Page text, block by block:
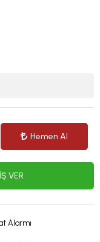
Hemen Al
VER
Alarmı